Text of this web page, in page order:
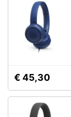
€ 45,30